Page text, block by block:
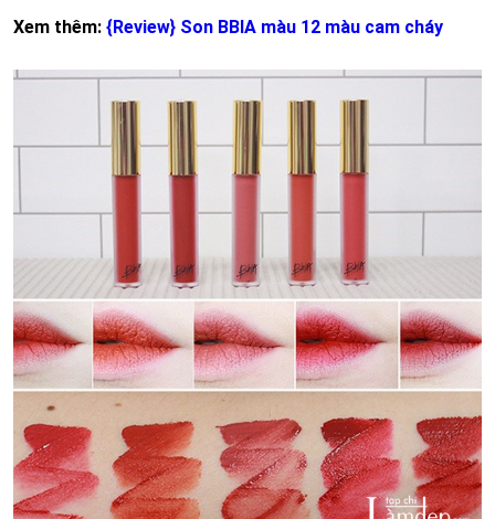
Xem thêm: {Review} Son BBIA màu 12 màu cam cháy